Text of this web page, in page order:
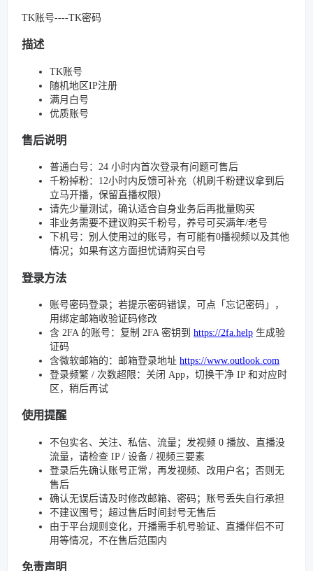
TK账号----TK密码
描述
TK账号
随机地区IP注册
满月白号
优质账号
售后说明
普通白号：24 小时内首次登录有问题可售后
千粉掉粉：12小时内反馈可补充（机刷千粉建议拿到后
立马开播，保留直播权限）
请先少量测试，确认适合自身业务后再批量购买
非业务需要不建议购买千粉号，养号可买满年/老号
下机号：别人使用过的账号，有可能有0播视频以及其他
情况；如果有这方面担忧请购买白号
登录方法
账号密码登录；若提示密码错误，可点「忘记密码」，
用绑定邮箱收验证码修改
含 2FA 的账号：复制 2FA 密钥到 https://2fa.help 生成验
证码
含微软邮箱的：邮箱登录地址 https://www.outlook.com
登录频繁 / 次数超限：关闭 App，切换干净 IP 和对应时
区，稍后再试
使用提醒
不包实名、关注、私信、流量；发视频 0 播放、直播没
流量，请检查 IP / 设备 / 视频三要素
登录后先确认账号正常，再发视频、改用户名；否则无
售后
确认无误后请及时修改邮箱、密码；账号丢失自行承担
不建议囤号；超过售后时间封号无售后
由于平台规则变化，开播需手机号验证、直播伴侣不可
用等情况，不在售后范围内
免责声明